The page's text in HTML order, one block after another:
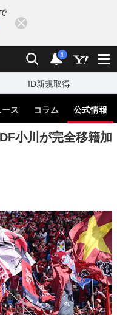
検索 通知
i
ID新規取得
ース コラム 公式情報
小川が完全移籍加